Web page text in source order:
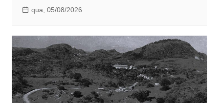
qua, 05/08/2026